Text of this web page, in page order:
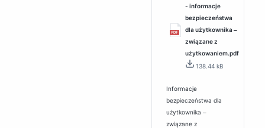
- informacje
bezpieczeństwa
dla użytkownika ‒
związane z
użytkowaniem.pdf
138.44 kB
Informacje
bezpieczeństwa dla
użytkownika ‒
związane z